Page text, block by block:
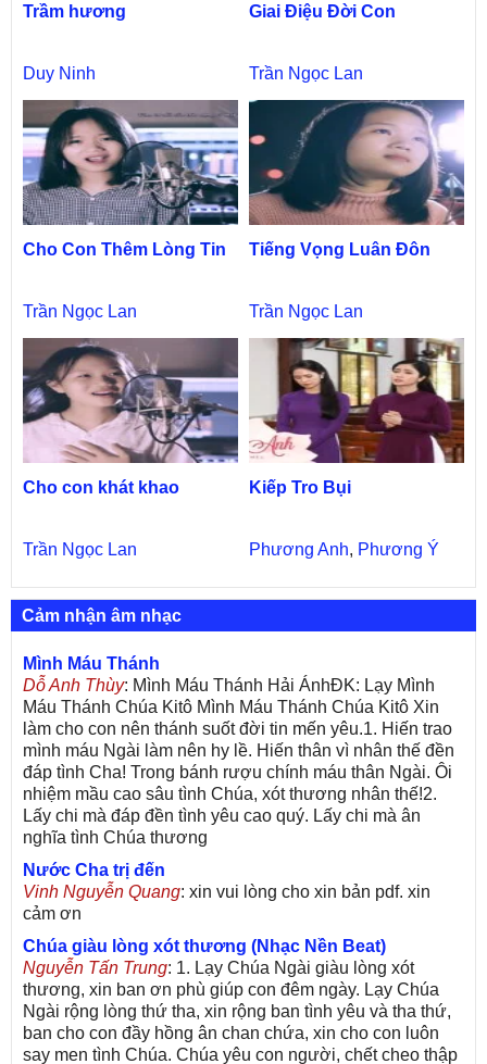
Trầm hương
Duy Ninh
Giai Điệu Đời Con
Trần Ngọc Lan
Cho Con Thêm Lòng Tin
Trần Ngọc Lan
Tiếng Vọng Luân Đôn
Trần Ngọc Lan
Cho con khát khao
Trần Ngọc Lan
Kiếp Tro Bụi
Phương Anh, Phương Ý
Cảm nhận âm nhạc
Mình Máu Thánh
Dỗ Anh Thùy: Mình Máu Thánh Hải ÁnhĐK: Lạy Mình
Máu Thánh Chúa Kitô Mình Máu Thánh Chúa Kitô Xin
làm cho con nên thánh suốt đời tin mến yêu.1. Hiến trao
mình máu Ngài làm nên hy lề. Hiến thân vì nhân thế đền
đáp tình Cha! Trong bánh rượu chính máu thân Ngài. Ôi
nhiệm mầu cao sâu tình Chúa, xót thương nhân thế!2.
Lấy chi mà đáp đền tình yêu cao quý. Lấy chi mà ân
nghĩa tình Chúa thương
Nước Cha trị đến
Vinh Nguyễn Quang: xin vui lòng cho xin bản pdf. xin
cảm ơn
Chúa giàu lòng xót thương (Nhạc Nền Beat)
Nguyễn Tấn Trung: 1. Lạy Chúa Ngài giàu lòng xót
thương, xin ban ơn phù giúp con đêm ngày. Lạy Chúa
Ngài rộng lòng thứ tha, xin rộng ban tình yêu và tha thứ,
ban cho con đầy hồng ân chan chứa, xin cho con luôn
say men tình Chúa. Chúa yêu con người, chết cheo thập